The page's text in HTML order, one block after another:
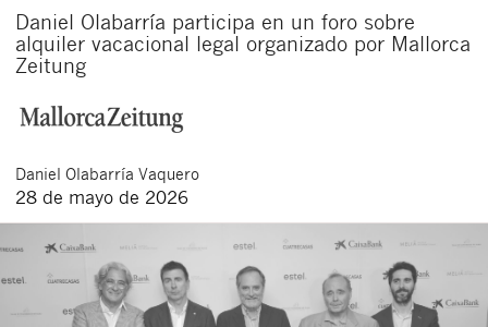
Daniel Olabarría participa en un foro sobre
alquiler vacacional legal organizado por Mallorca
Zeitung
Daniel Olabarría Vaquero
28 de mayo de 2026